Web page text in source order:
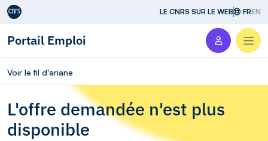
Aller au contenu LE CNRS SUR LE WEB FREN
Portail Emploi
Voir le fil d'ariane
L'offre demandée n'est plus
disponible